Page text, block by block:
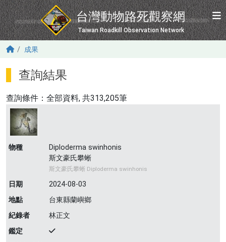
移至主內容
台灣動物路死觀察網
Taiwan Roadkill Observation Network
成果
查詢結果
查詢條件： 全部資料, 共313,205筆
物種
Diploderma swinhonis
斯文豪氏攀蜥
斯文豪氏攀蜥 Diploderma swinhonis
日期
2024-08-03
地點
台東縣蘭嶼鄉
紀錄者
林正文
鑑定